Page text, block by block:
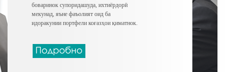
боваринок супоридашуда, ихтиёрдорӣ
мекунад, яъне фаъолият оид ба
идоракунии портфели коғазҳои қиматнок.